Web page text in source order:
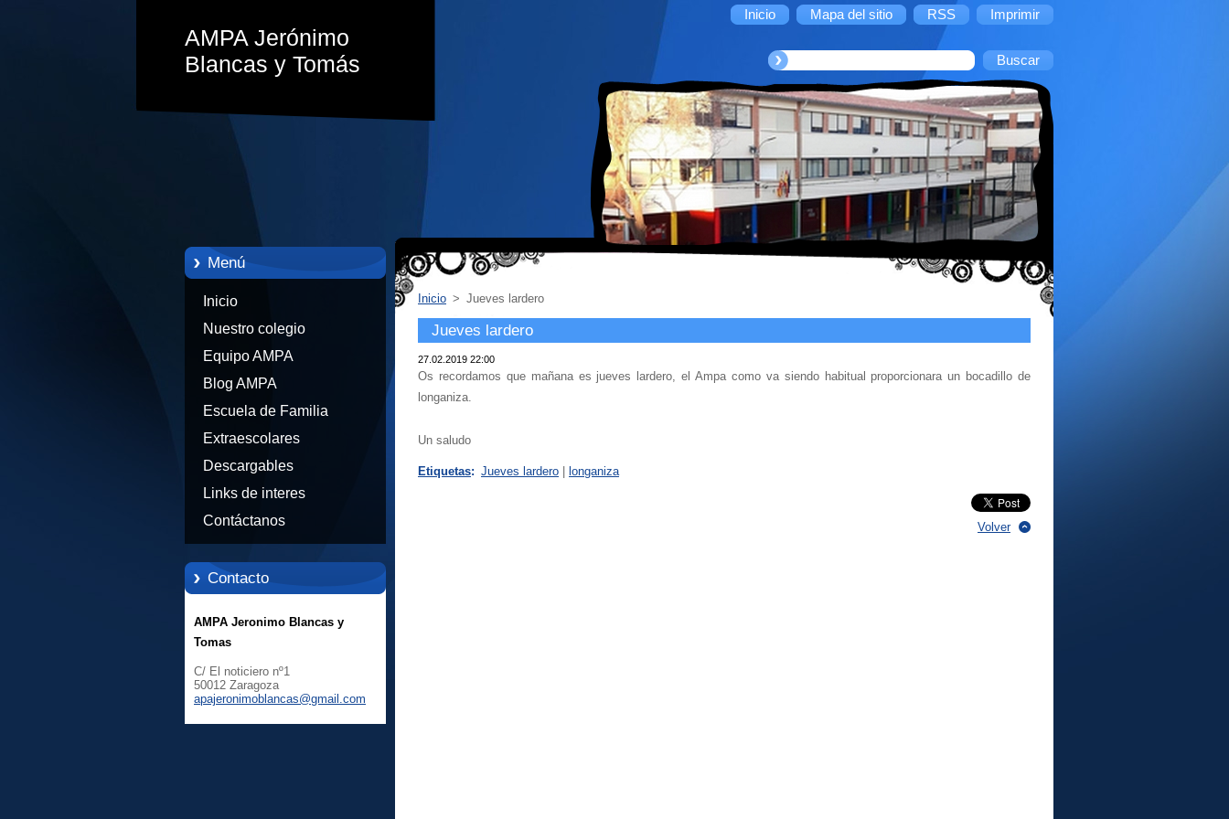
Inicio Mapa del sitio RSS Imprimir
AMPA Jerónimo
Blancas y Tomás
Menú
Inicio
Nuestro colegio
Equipo AMPA
Blog AMPA
Escuela de Familia
Extraescolares
Descargables
Links de interes
Contáctanos
Contacto
AMPA Jeronimo Blancas y
Tomas
C/ El noticiero nº1
50012 Zaragoza
apajeronimoblancas@gmail .com
Inicio > Jueves lardero
Jueves lardero
27.02.2019 22:00
Os recordamos que mañana es jueves lardero, el Ampa como va siendo habitual proporcionara un bocadillo de
longaniza.
Un saludo
Etiquetas: Jueves lardero longaniza
Volver